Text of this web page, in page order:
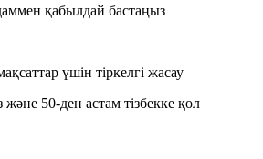
қабылдай бастаңыз
үшін тіркелгі жасау
және 50-ден астам тізбекке қол